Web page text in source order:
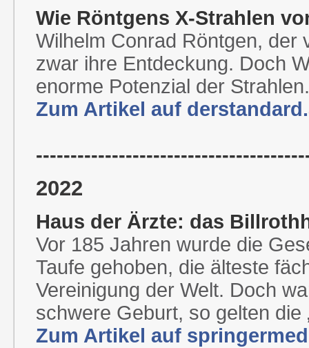
Wie Röntgens X-Strahlen
Wilhelm Conrad Röntgen, der
zwar ihre Entdeckung. Doch
enorme Potenzial der
Zum Artikel auf
2022
Haus der Ärzte: das
Vor 185 Jahren wurde die
Taufe gehoben, die älteste
Vereinigung der Welt. Doch
schwere Geburt, so gelten
Zum Artikel auf